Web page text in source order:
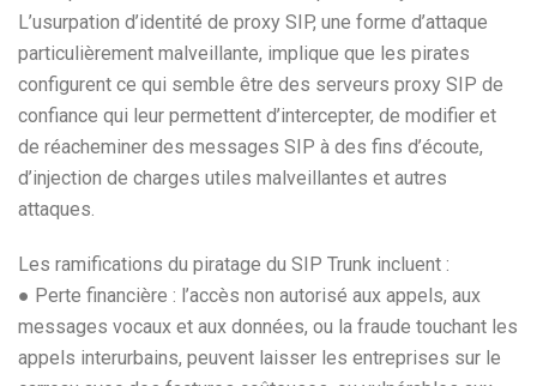
L’usurpation d’identité de proxy SIP, une forme d’attaque
particulièrement malveillante, implique que les pirates
configurent ce qui semble être des serveurs proxy SIP de
confiance qui leur permettent d’intercepter, de modifier et
de réacheminer des messages SIP à des fins d’écoute,
d’injection de charges utiles malveillantes et autres
attaques.
Les ramifications du piratage du SIP Trunk incluent :
● Perte financière : l’accès non autorisé aux appels, aux
messages vocaux et aux données, ou la fraude touchant les
appels interurbains, peuvent laisser les entreprises sur le